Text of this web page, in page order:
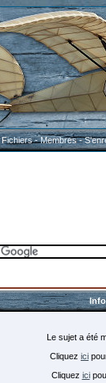
Fichiers-Membres-
Le sujet a été
Cliquez ici
Cliquez ici